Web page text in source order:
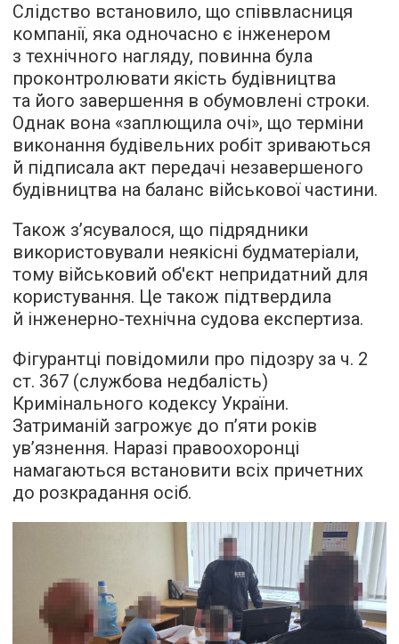
Слідство встановило, що співвласниця
компанії, яка одночасно є інженером
з технічного нагляду, повинна була
проконтролювати якість будівництва
та його завершення в обумовлені строки.
Однак вона «заплющила очі», що терміни
виконання будівельних робіт зриваються
й підписала акт передачі незавершеного
будівництва на баланс військової частини.
Також з’ясувалося, що підрядники
використовували неякісні будматеріали,
тому військовий об'єкт непридатний для
користування. Це також підтвердила
й інженерно-технічна судова експертиза.
Фігурантці повідомили про підозру за ч. 2
ст. 367 (службова недбалість)
Кримінального кодексу України.
Затриманій загрожує до п’яти років
ув’язнення. Наразі правоохоронці
намагаються встановити всіх причетних
до розкрадання осіб.